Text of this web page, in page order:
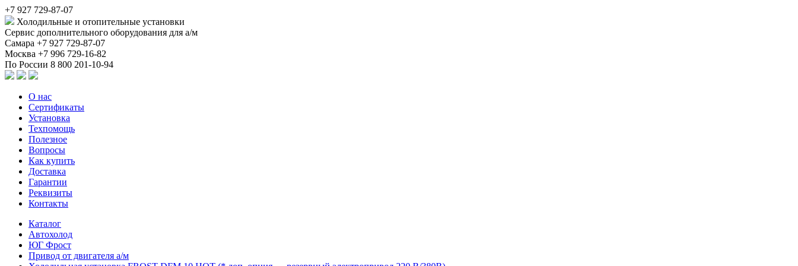
+7 927 729-87-07
Холодильные и отопительные установки
Сервис дополнительного оборудования для а/м
Самара +7 927 729-87-07
Москва +7 996 729-16-82
По России 8 800 201-10-94
О нас
Сертификаты
Установка
Техпомощь
Полезное
Вопросы
Как купить
Доставка
Гарантии
Реквизиты
Контакты
Каталог
Автохолод
ЮГ Фрост
Привод от двигателя а/м